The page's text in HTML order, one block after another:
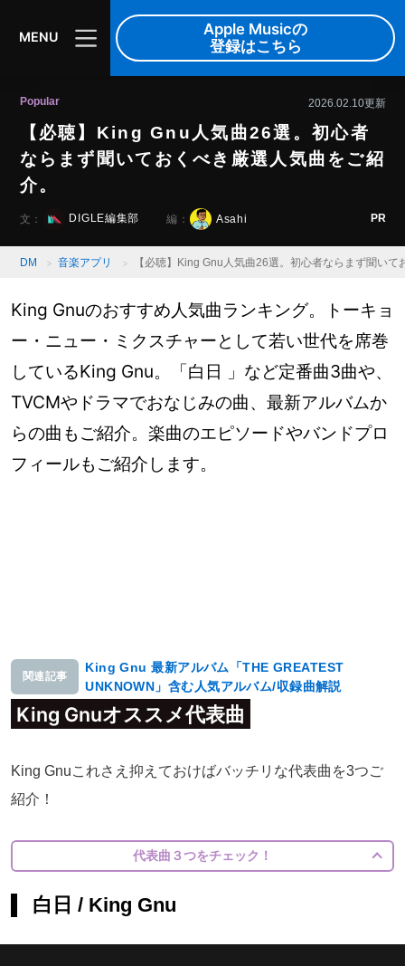
MENU
Apple Musicの
登録はこちら
Popular 2026.02.10更新
【必聴】King Gnu人気曲26選。初心者
ならまず聞いておくべき厳選人気曲をご紹
介。
文： DIGLE編集部 編： Asahi PR
DM 音楽アプリ 【必聴】King Gnu人気曲26選。初心者ならまず聞い
King Gnuのおすすめ人気曲ランキング。トーキョ
ー・ニュー・ミクスチャーとして若い世代を席巻
しているKing Gnu。「白日 」など定番曲3曲や、
TVCMやドラマでおなじみの曲、最新アルバムか
らの曲もご紹介。楽曲のエピソードやバンドプロ
フィールもご紹介します。
関連記事
King Gnu 最新アルバム「THE GREATEST
UNKNOWN」含む人気アルバム/収録曲解説
King Gnuオススメ代表曲
King Gnuこれさえ抑えておけばバッチリな代表曲を3つご
紹介！
代表曲３つをチェック！
白日 / King Gnu